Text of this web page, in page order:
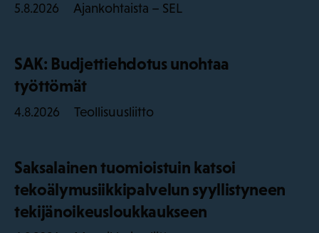
5.8.2026 Ajankohtaista – SEL
SAK: Budjettiehdotus unohtaa
työttömät
4.8.2026 Teollisuusliitto
Saksalainen tuomioistuin katsoi
tekoälymusiikkipalvelun syyllistyneen
tekijänoikeusloukkaukseen